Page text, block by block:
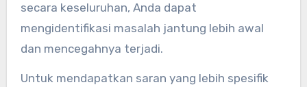
secara keseluruhan, Anda dapat
mengidentifikasi masalah jantung lebih awal
dan mencegahnya terjadi.
Untuk mendapatkan saran yang lebih spesifik